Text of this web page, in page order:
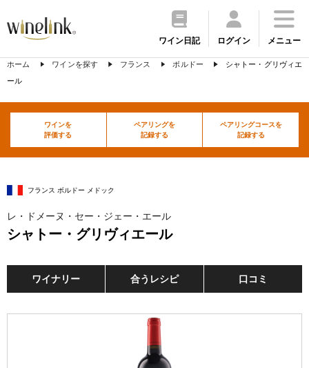
ワイン日記 ログイン メニュー
ホーム ワインを探す フランス ボルドー
シャトー・グリヴィエ
ール
ワインを
評価する
ペアリングを
記録する
ペアリングコースを
記録する
フランス ボルドー メドック
レ・ドメーヌ・セー・ジェー・エール
シャトー・グリヴィエール
ワイナリー 合うレシピ 口コミ